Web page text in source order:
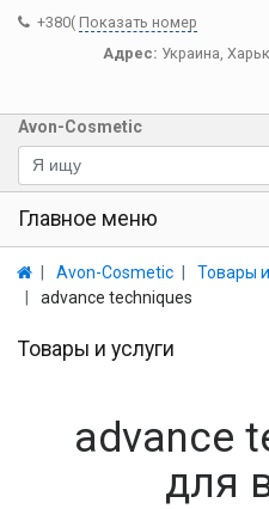
+380( Показать номер
Адрес: Украина,
Avon-Cosmetic
Главное меню
Avon-Cosmetic Товары
advance techniques
Товары и услуги
advance
для